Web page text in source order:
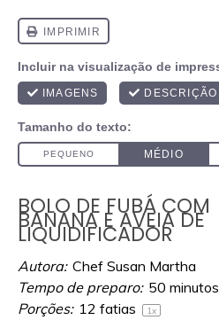
BOLO DE FUBÁ COM
BANANA E AVEIA DE
LIQUIDIFICADOR
Autora: Chef Susan Martha
Tempo de preparo: 50 minutos
Porções: 12 fatias 1x